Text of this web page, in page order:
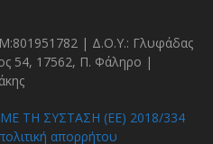
| Δ.Ο.Υ.: Γλυφάδας
54, 17562, Π. Φάληρο |
ΤΗ ΣΥΣΤΑΣΗ (ΕΕ) 2018/334
απορρήτου